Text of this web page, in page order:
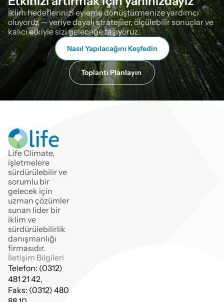
İklim hedeflerinizi eyleme dönüştürmenize yardımcı
oluyoruz — veriye dayalı stratejiler, ölçülebilir sonuçlar ve
kalıcı etkiyle sizi geleceğe taşıyoruz.
Nasıl Yapılacağını Keşfedin
Toplantı Planlayın
Life Climate,
işletmelere
sürdürülebilir ve
sorumlu bir
gelecek için
sunan lider bir
iklim ve
sürdürülebilirlik
danışmanlığı
firmasıdır.
İletişim Bilgileri
Telefon: (0312)
481 21 42,
Faks: (0312) 480